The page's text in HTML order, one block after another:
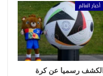
أخبار العالم
الكشف رسميا عن كرة